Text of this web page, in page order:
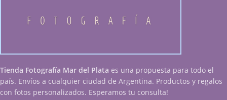
Tienda Fotografía Mar del Plata es una propuesta para todo el
país. Envíos a cualquier ciudad de Argentina. Productos y regalos
con fotos personalizados. Esperamos tu consulta!